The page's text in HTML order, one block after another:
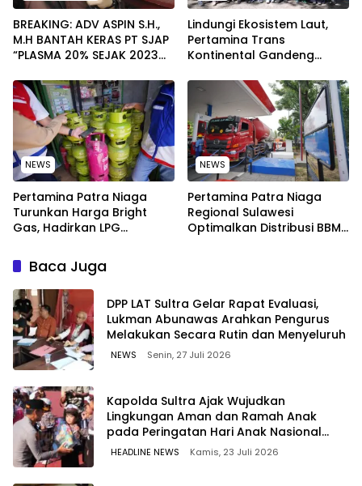
BREAKING: ADV ASPIN S.H.,
M.H BANTAH KERAS PT SJAP
“PLASMA 20% SEJAK 2023
WARGA WAWOONE!
Lindungi Ekosistem Laut,
Pertamina Trans
Kontinental Gandeng
Kebersihan Pantai di
Bitung, Sulawesi
NEWS
Pertamina Patra Niaga
Turunkan Harga Bright
Gas, Hadirkan LPG
Lebih Kompetitif
NEWS
Pertamina Patra Niaga
Regional Sulawesi
Optimalkan Distribusi BBM
Baca Juga
‎DPP LAT Sultra Gelar Rapat Evaluasi,
Lukman Abunawas Arahkan Pengurus
Melakukan Secara Rutin dan Menyeluruh
NEWS Senin, 27 Juli 2026
Kapolda Sultra Ajak Wujudkan
Lingkungan Aman dan Ramah Anak
pada Peringatan Hari Anak Nasional
2026
HEADLINE NEWS Kamis, 23 Juli 2026